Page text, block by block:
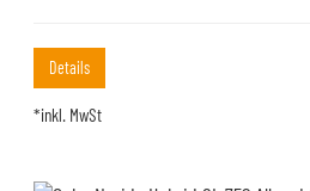
Details
*inkl. MwSt